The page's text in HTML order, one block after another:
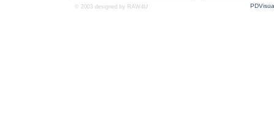
© 2003 designed by RAW4U